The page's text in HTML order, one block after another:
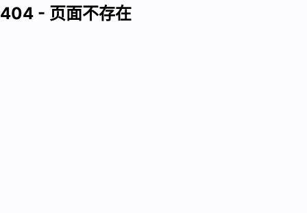
404 - 页面不存在